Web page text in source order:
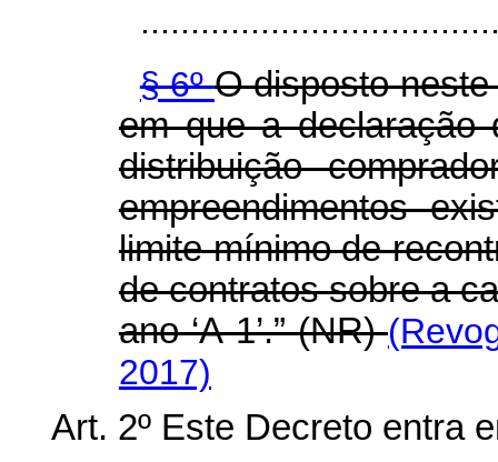
§ 6ºO disposto
em que a declaração
distribuição
empreendimentos
limite mínimo de
de contratos sobre a
ano ‘A-1’.” (NR)
2017)
Art. 2º Este Decreto entra